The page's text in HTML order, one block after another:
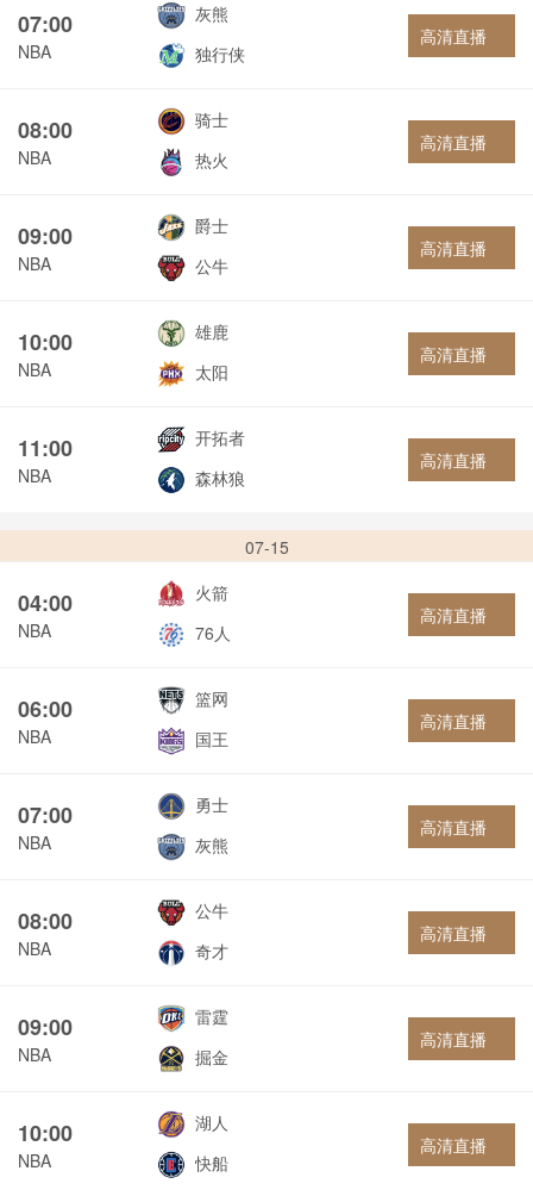
07:00
NBA
灰熊
独行侠
高清直播
08:00
NBA
骑士
热火
高清直播
09:00
NBA
爵士
公牛
高清直播
10:00
NBA
雄鹿
太阳
高清直播
11:00
NBA
开拓者
森林狼
高清直播
07-15
04:00
NBA
火箭
76人
高清直播
06:00
NBA
篮网
国王
高清直播
07:00
NBA
勇士
灰熊
高清直播
08:00
NBA
公牛
奇才
高清直播
09:00
NBA
雷霆
掘金
高清直播
10:00
NBA
湖人
快船
高清直播